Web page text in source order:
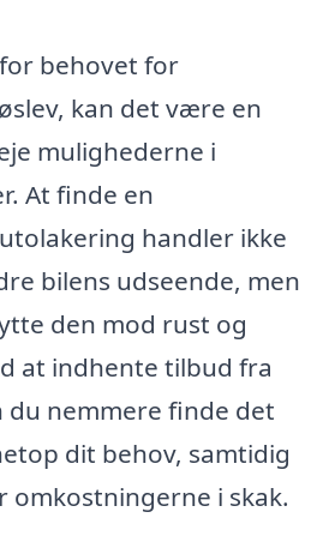
behovet for
kan det være en
mulighederne i
At finde en
handler ikke
bilens udseende, men
den mod rust og
at indhente tilbud fra
nemmere finde det
dit behov, samtidig
omkostningerne i skak.